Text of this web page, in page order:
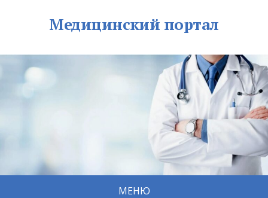
Медицинский портал
МЕНЮ